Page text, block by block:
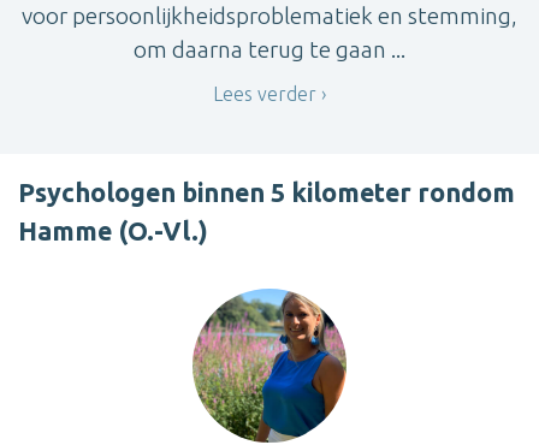
voor persoonlijkheidsproblematiek en stemming,
om daarna terug te gaan ...
Lees verder
Psychologen binnen 5 kilometer rondom
Hamme (O.-Vl.)